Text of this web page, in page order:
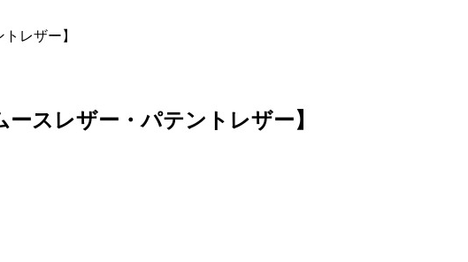
レザー】
スレザー・パテントレザー】